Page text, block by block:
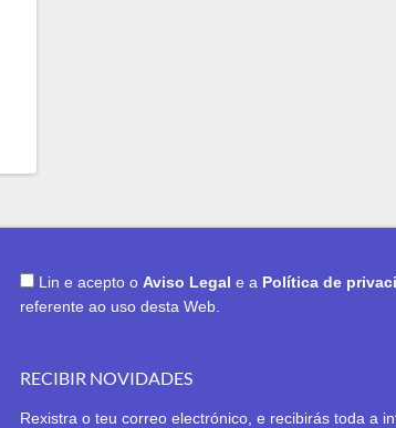
Lin e acepto o Aviso Legal e a Política de
referente ao uso desta Web.
RECIBIR NOVIDADES
Rexistra o teu correo electrónico, e recibirás toda a